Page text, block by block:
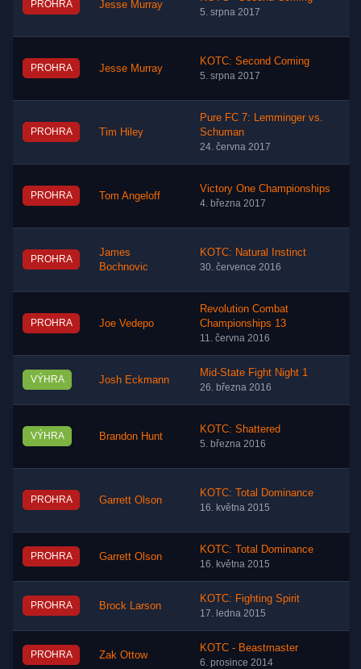
PROHRA Jesse Murray
5. srpna 2017
PROHRA Jesse Murray
KOTC: Second Coming
5. srpna 2017
PROHRA Tim Hiley
Pure FC 7: Lemminger vs.
Schuman
24. června 2017
PROHRA Tom Angeloff
Victory One Championships
4. března 2017
PROHRA
James
Bochnovic
KOTC: Natural Instinct
30. července 2016
PROHRA Joe Vedepo
Revolution Combat
Championships 13
11. června 2016
VÝHRA Josh Eckmann
Mid-State Fight Night 1
26. března 2016
VÝHRA Brandon Hunt
KOTC: Shattered
5. března 2016
PROHRA Garrett Olson
KOTC: Total Dominance
16. května 2015
PROHRA Garrett Olson
KOTC: Total Dominance
16. května 2015
PROHRA Brock Larson
KOTC: Fighting Spirit
17. ledna 2015
PROHRA Zak Ottow
KOTC - Beastmaster
6. prosince 2014